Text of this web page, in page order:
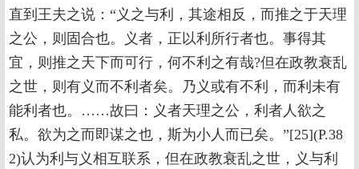
直到王夫之说：“义之与利，其途相反，而推之于天理
之公，则固合也。义者，正以利所行者也。事得其
宜，则推之天下而可行，何不利之有哉?但在政教衰乱
之世，则有义而不利者矣。乃义或有不利，而利未有
能利者也。……故曰：义者天理之公，利者人欲之
私。欲为之而即谋之也，斯为小人而已矣。”[25](P.38
2)认为利与义相互联系，但在政教衰乱之世，义与利